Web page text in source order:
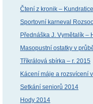
Čtení z kronik –
Sportovní karneval
Přednáška J. Vymětalík –
Masopustní ostatky v
Tříkrálová sbírka – r. 2015
Kácení máje a rozsvícení
Setkání seniorů 2014
Hody 2014